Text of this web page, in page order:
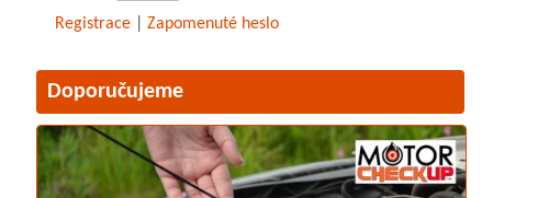
Registrace Zapomenuté heslo
Doporučujeme